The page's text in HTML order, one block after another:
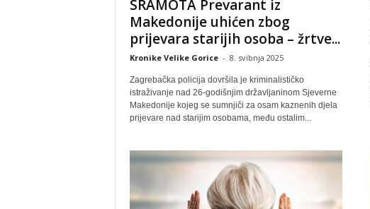
SRAMOTA Prevarant iz
Makedonije uhićen zbog
prijevara starijih osoba – žrtve...
Kronike Velike Gorice - 8. svibnja 2025
Zagrebačka policija dovršila je kriminalističko
istraživanje nad 26-godišnjim državljaninom Sjeverne
Makedonije kojeg se sumnjiči za osam kaznenih djela
prijevare nad starijim osobama, među ostalim...